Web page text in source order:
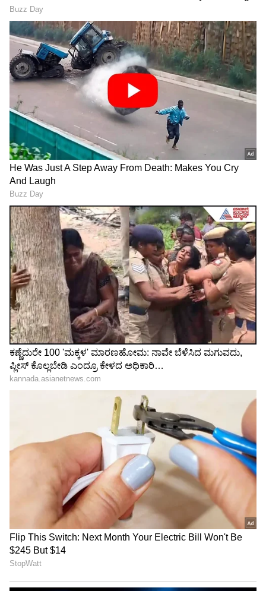
Image Credit :
ಸಾಕ್ಷಿಗಳಿಗೆ ಬೆದರಿಕೆ
ಮೇಲ್ಮನವಿ ಸಂಬಂಧ ಸಿಬಿಐ ಪರ ವಾದ ಮಂಡಿಸಿದ ಕೇಂದ್ರ
ಸರ್ಕಾರದ ಹೆಚ್ಚುವರಿ ಸಾಲಿಸಿಟರ್ ಜನರಲ್ (ಎಎಸ್ ಜಿ)‌
ಎಸ್‌.ವಿ.‌ ರಾಜು‌ ಅವರು, ಯೋಗೀಶ್‌ಗೌಡ‌ಕೊಲೆ ಪ್ರಕರಣದಲ್ಲಿ
ಟಿಂಗರಿಕರ್‌ ತನಿಖಾಧಿಕಾರಿಯಾಗಿದ್ದರು.‌ ಸಿಸಿಟಿವಿ ದೃಶ್ಯಗಳನ್ನು
ಸಂಗ್ರಹಿಸಿದ್ದರೂ 7ರಿಂದ 14ನೇ ಆರೋಪಿಗಳನ್ನು ಮೊದಲು
ಆರೋಪಿಗಳನ್ನಾಗಿಸಿಲ್ಲ. ಕಾಂಗ್ರೆಸ್‌ ಮುಖಂಡ ವಿನಯ್‌
ಕುಲಕರ್ಣಿ ಅವರ ಹೆಸರು ಹೇಳದಂತೆ ಸಾಕ್ಷಿಗಳಿಗೆ ಬೆದರಿಕೆ
ಹಾಕಿದ್ದರು ಎಂದರು.
Related Articles
ಯೋಗೇಶ್ ಗೌಡ ಹತ್ಯೆ ಪ್ರಕರಣ: ಜೀವಾವಧಿ ಶಿಕ್ಷೆ ಪ್ರಶ್ನಿಸಿ
ಹೈಕೋರ್ಟ್ ಮೆಟ್ಟಿಲೇರಿದ ವಿನಯ್ ಕುಲಕರ್ಣಿ!
Breaking: ಯೋಗೇಶ್ ಗೌಡ ಹತ್ಯೆ ಪ್ರಕರಣ: ಕೊಲೆಗಾರ
ವಿನಯ್ ಕುಲಕರ್ಣಿ ಸೇರಿ 16 ಮಂದಿಗೆ ಜೀವಾವಧಿ ಶಿಕ್ಷೆ